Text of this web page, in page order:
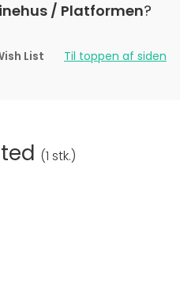
/ Platformen?
List Til toppen af siden
(1 stk.)